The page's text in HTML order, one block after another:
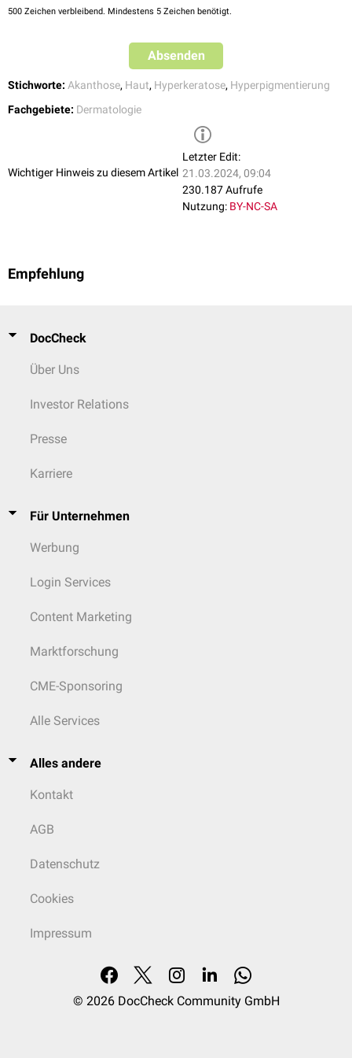
500 Zeichen verbleibend. Mindestens 5 Zeichen benötigt.
Absenden
Stichworte: Akanthose, Haut, Hyperkeratose, Hyperpigmentierung
Fachgebiete: Dermatologie
Wichtiger Hinweis zu diesem Artikel
Letzter Edit:
21.03.2024, 09:04
230.187 Aufrufe
Nutzung: BY-NC-SA
Empfehlung
DocCheck
Über Uns
Investor Relations
Presse
Karriere
Für Unternehmen
Werbung
Login Services
Content Marketing
Marktforschung
CME-Sponsoring
Alle Services
Alles andere
Kontakt
AGB
Datenschutz
Cookies
Impressum
© 2026 DocCheck Community GmbH